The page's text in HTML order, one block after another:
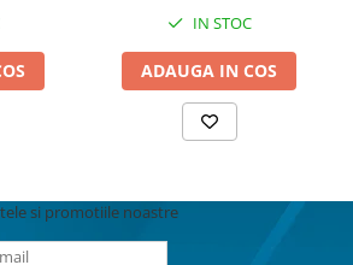
IN STOC
ADAUGA IN COS
si promotiile noastre